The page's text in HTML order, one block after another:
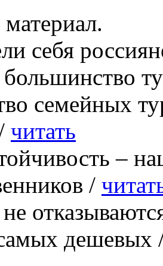
себя
большинство
семейных
читать
–
/